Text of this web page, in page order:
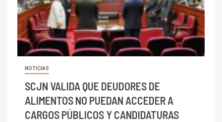
NOTICIAS
SCJN VALIDA QUE DEUDORES DE
ALIMENTOS NO PUEDAN ACCEDER A
CARGOS PÚBLICOS Y CANDIDATURAS